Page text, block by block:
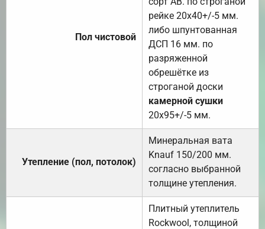
Пол чистовой
рейке 20х40+/-5 мм.
либо шпунтованная
ДСП 16 мм. по
разряженной
обрешётке из
строганой доски
камерной сушки
20х95+/-5 мм.
Утепление (пол, потолок)
Минеральная вата
Knauf 150/200 мм.
согласно выбранной
толщине утепления.
Плитный утеплитель
Rockwool, толщиной